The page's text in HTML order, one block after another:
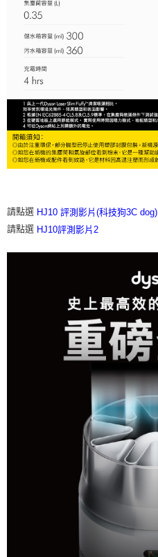
請點選 HJ10 評測影片(科技狗3C dog)
請點選 HJ10評測影片2